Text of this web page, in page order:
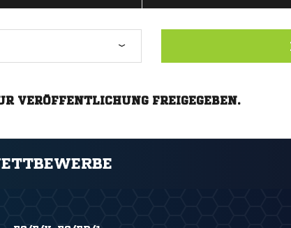
VERÖFFENTLICHUNG FREIGEGEBEN.